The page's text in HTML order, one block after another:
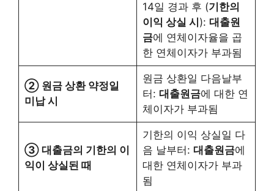
14일 경과 후 (기한의
이익 상실 시 ): 대출원
금에 연체이자율을 곱
한 연체이자가 부과됨
② 원금 상환 약정일
미납 시
원금 상환일 다음날부
터: 대출원금에 대한 연
체이자가 부과됨
③ 대출금의 기한의 이
익이 상실된 때
기한의 이익 상실일 다
음 날부터: 대출원금에
대한 연체이자가 부과
됨